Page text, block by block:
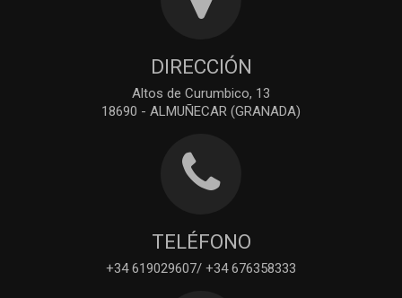
DIRECCIÓN
Altos de Curumbico, 13
18690 - ALMUÑECAR (GRANADA)
TELÉFONO
+34 619029607/ +34 676358333